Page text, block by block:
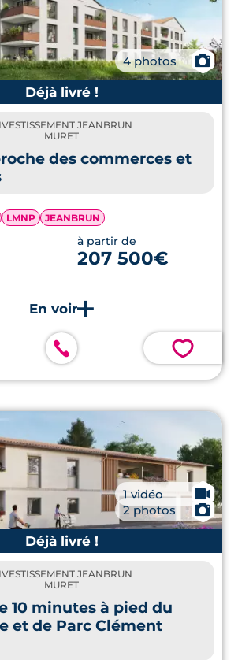
4 photos
📷
Déjà livré !
JEANBRUN
MURET
des commerces et
LMNP JEANBRUN
à partir de
207 500€
💗
1 vidéo 🎥
2 photos
📷
Déjà livré !
JEANBRUN
MURET
10 minutes à pied du
et de Parc Clément